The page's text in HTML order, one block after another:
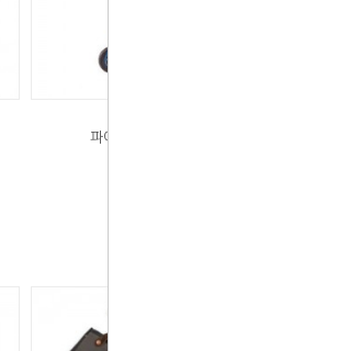
파이어비너 멀티 카라비너